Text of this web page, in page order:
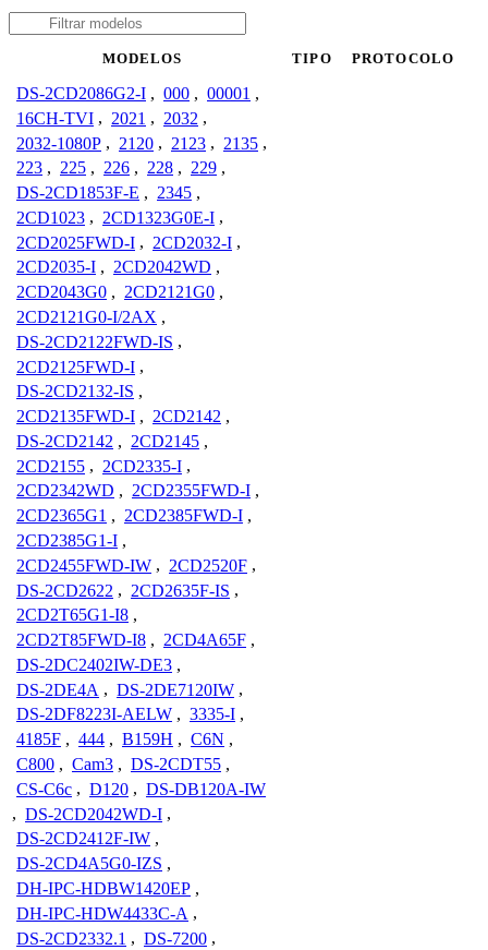
MODELOS TIPO PROTOCOLO
DS-2CD2086G2-I , 000 , 00001 ,
16CH-TVI , 2021 , 2032 ,
2032-1080P , 2120 , 2123 , 2135 ,
223 , 225 , 226 , 228 , 229 ,
DS-2CD1853F-E , 2345 ,
2CD1023 , 2CD1323G0E-I ,
2CD2025FWD-I , 2CD2032-I ,
2CD2035-I , 2CD2042WD ,
2CD2043G0 , 2CD2121G0 ,
2CD2121G0-I/2AX ,
DS-2CD2122FWD-IS ,
2CD2125FWD-I ,
DS-2CD2132-IS ,
2CD2135FWD-I , 2CD2142 ,
DS-2CD2142 , 2CD2145 ,
2CD2155 , 2CD2335-I ,
2CD2342WD , 2CD2355FWD-I ,
2CD2365G1 , 2CD2385FWD-I ,
2CD2385G1-I ,
2CD2455FWD-IW , 2CD2520F ,
DS-2CD2622 , 2CD2635F-IS ,
2CD2T65G1-I8 ,
2CD2T85FWD-I8 , 2CD4A65F ,
DS-2DC2402IW-DE3 ,
DS-2DE4A , DS-2DE7120IW ,
DS-2DF8223I-AELW , 3335-I ,
4185F , 444 , B159H , C6N ,
C800 , Cam3 , DS-2CDT55 ,
CS-C6c , D120 , DS-DB120A-IW
, DS-2CD2042WD-I ,
DS-2CD2412F-IW ,
DS-2CD4A5G0-IZS ,
DH-IPC-HDBW1420EP ,
DH-IPC-HDW4433C-A ,
DS-2CD2332.1 , DS-7200 ,